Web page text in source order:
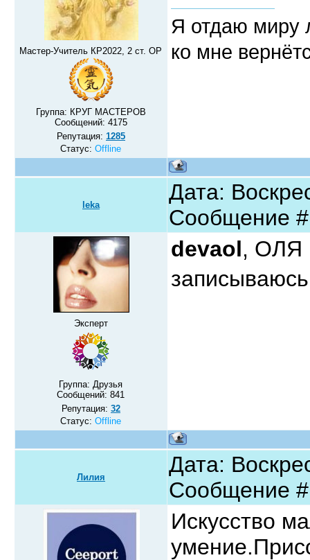
Мастер-Учитель КР2022, 2 ст. ОР
Группа: КРУГ МАСТЕРОВ
Сообщений: 4175
Репутация: 1285
Статус:Offline
Я отдаю миру
ко мне
leka
Дата:
Сообщение
Эксперт
Группа: Друзья
Сообщений:841
Репутация: 32
Статус:Offline
devaol, ОЛЯ
Лилия
Дата:
Сообщение
Искусство